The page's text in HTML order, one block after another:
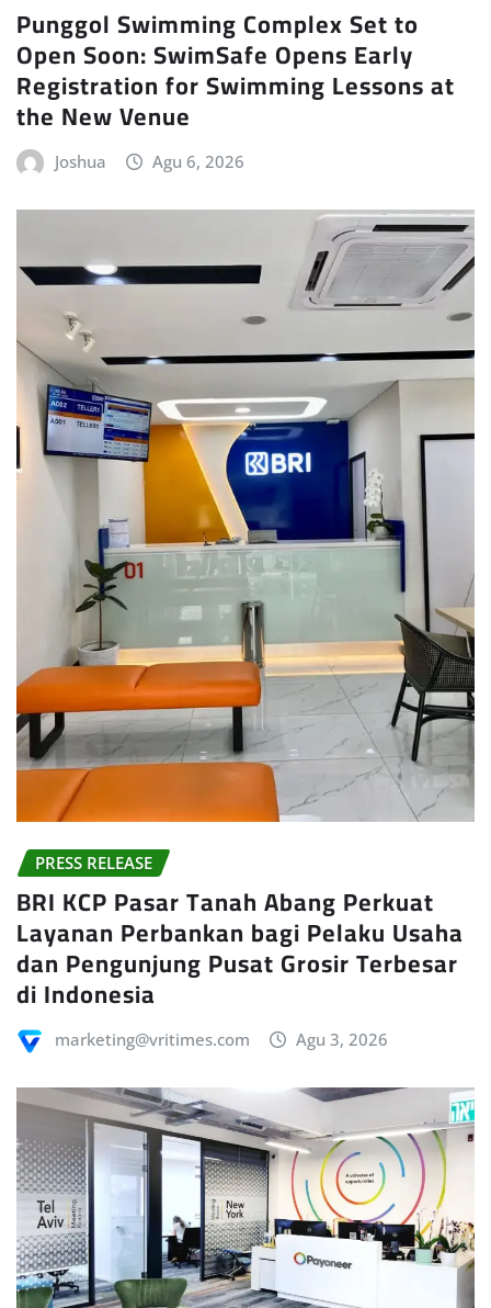
Punggol Swimming Complex Set to
Open Soon: SwimSafe Opens Early
Registration for Swimming Lessons at
the New Venue
Joshua Agu 6, 2026
PRESS RELEASE
BRI KCP Pasar Tanah Abang Perkuat
Layanan Perbankan bagi Pelaku Usaha
dan Pengunjung Pusat Grosir Terbesar
di Indonesia
marketing@vritimes.com Agu 3, 2026